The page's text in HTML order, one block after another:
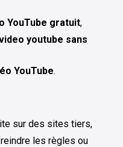
YouTube gratuit,
youtube sans
YouTube.
sur des sites tiers,
les règles ou